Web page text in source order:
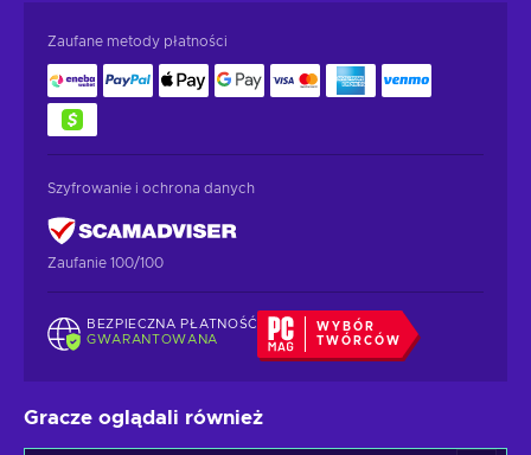
Zaufane metody płatności
Szyfrowanie i ochrona danych
Zaufanie 100/100
BEZPIECZNA PŁATNOŚĆ
GWARANTOWANA
WYBÓR
TWÓRCÓW
Gracze oglądali również